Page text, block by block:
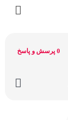
0 پرسش و پاسخ